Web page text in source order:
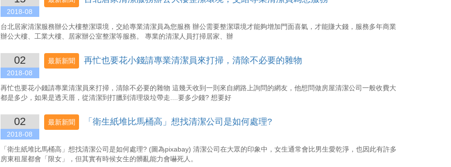
2018-08
台北居家清潔服務辦公大樓整潔環境，交給專業清潔員為您服務 辦公需要整潔環境才能夠增加門面喜氣，才能賺大錢，服務多年商業
辦公大樓、工業大樓、居家辦公室整潔等服務。 專業的清潔人員打掃居家、辦
02
2018-08
最新新聞 再忙也要花小錢請專業清潔員來打掃，清除不必要的雜物
再忙也要花小錢請專業清潔員來打掃，清除不必要的雜物 這幾天收到一則來自網路上詢問的網友，他想問做房屋清潔公司一般收費大
都是多少，如果是透天厝，從清潔到打臘到清理圾垃帶走....要多少錢? 想要好
02
2018-08
最新新聞 「衛生紙堆比馬桶高」想找清潔公司是如何處理?
「衛生紙堆比馬桶高」想找清潔公司是如何處理? (圖為pixabay) 清潔公司在大眾的印象中，女生通常會比男生愛乾淨，也因此有許多
房東租屋都會「限女」，但其實有時候女生的髒亂能力會嚇死人。